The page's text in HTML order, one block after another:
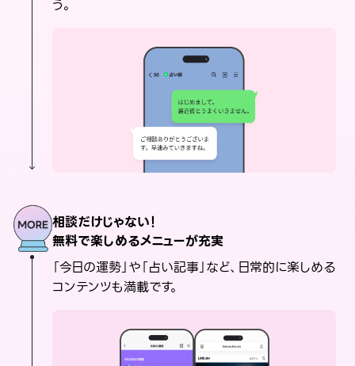
う。
相談だけじゃない！
無料で楽しめるメニューが充実
「今日の運勢」や「占い記事」など、日常的に楽しめる
コンテンツも満載です。